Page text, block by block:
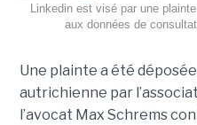
Linkedin est visé par une
aux données de
Une plainte a été déposée
autrichienne par
l’avocat Max Schrems